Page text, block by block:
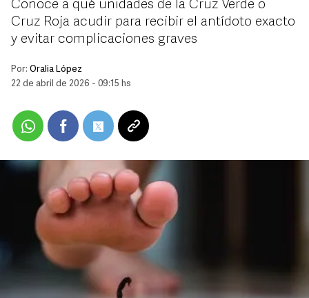
Conoce a qué unidades de la Cruz Verde o
Cruz Roja acudir para recibir el antídoto exacto
y evitar complicaciones graves
Por: Oralia López
22 de abril de 2026 - 09:15 hs